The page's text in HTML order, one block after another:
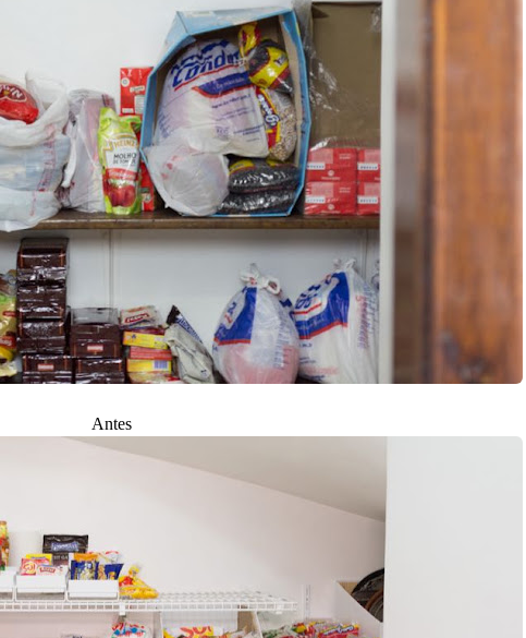
Antes